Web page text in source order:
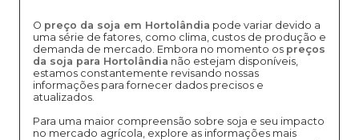
O preço da soja em Hortolândia pode variar devido a
uma série de fatores, como clima, custos de produção e
demanda de mercado. Embora no momento os preços
da soja para Hortolândia não estejam disponíveis,
estamos constantemente revisando nossas
informações para fornecer dados precisos e
atualizados.
Para uma maior compreensão sobre soja e seu impacto
no mercado agrícola, explore as informações mais